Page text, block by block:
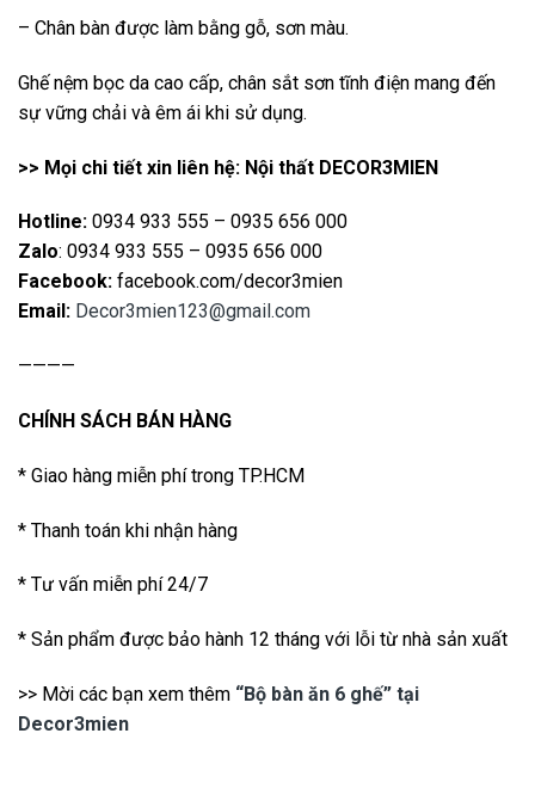
– Chân bàn được làm bằng gỗ, sơn màu.
Ghế nệm bọc da cao cấp, chân sắt sơn tĩnh điện mang đến
sự vững chải và êm ái khi sử dụng.
>> Mọi chi tiết xin liên hệ: Nội thất DECOR3MIEN
Hotline: 0934 933 555 – 0935 656 000
Zalo: 0934 933 555 – 0935 656 000
Facebook: facebook.com/decor3mien
Email: Decor3mien123@gmail.com
————
CHÍNH SÁCH BÁN HÀNG
* Giao hàng miễn phí trong TP.HCM
* Thanh toán khi nhận hàng
* Tư vấn miễn phí 24/7
* Sản phẩm được bảo hành 12 tháng với lỗi từ nhà sản xuất
>> Mời các bạn xem thêm “Bộ bàn ăn 6 ghế” tại
Decor3mien